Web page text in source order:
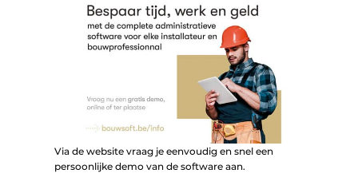
Via de website vraag je eenvoudig en snel een
persoonlijke demo van de software aan.